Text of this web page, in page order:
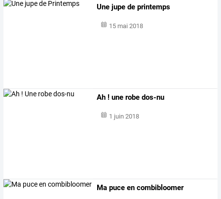
Une jupe de printemps
15 mai 2018
Ah ! une robe dos-nu
1 juin 2018
Ma puce en combibloomer